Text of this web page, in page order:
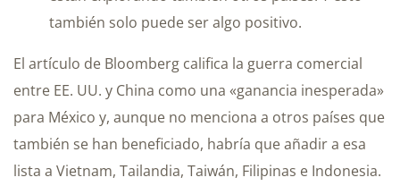
también solo puede ser algo positivo.
El artículo de Bloomberg califica la guerra comercial
entre EE. UU. y China como una «ganancia inesperada»
para México y, aunque no menciona a otros países que
también se han beneficiado, habría que añadir a esa
lista a Vietnam, Tailandia, Taiwán, Filipinas e Indonesia.